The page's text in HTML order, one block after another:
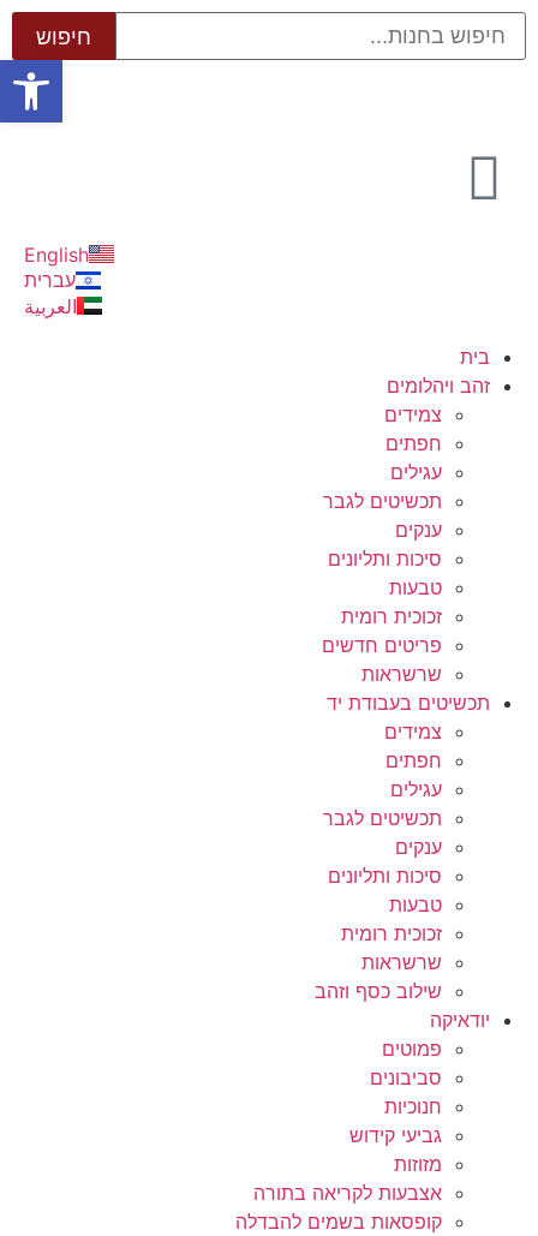
פתח
English
עברית
العربية
בית
זהב ויהלומים
צמידים
חפתים
עגילים
תכשיטים לגבר
ענקים
סיכות ותליונים
טבעות
זכוכית רומית
פריטים חדשים
שרשראות
תכשיטים בעבודת יד
צמידים
חפתים
עגילים
תכשיטים לגבר
ענקים
סיכות ותליונים
טבעות
זכוכית רומית
שרשראות
שילוב כסף וזהב
יודאיקה
פמוטים
סביבונים
חנוכיות
גביעי קידוש
מזוזות
אצבעות לקריאה בתורה
קופסאות בשמים להבדלה